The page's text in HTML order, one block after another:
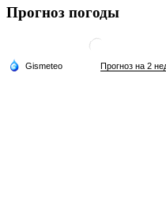
Прогноз погоды